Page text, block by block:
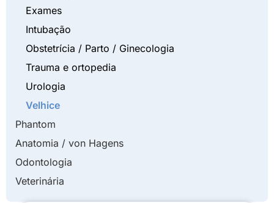
Exames
Intubação
Obstetrícia / Parto / Ginecologia
Trauma e ortopedia
Urologia
Velhice
Phantom
Anatomia / von Hagens
Odontologia
Veterinária